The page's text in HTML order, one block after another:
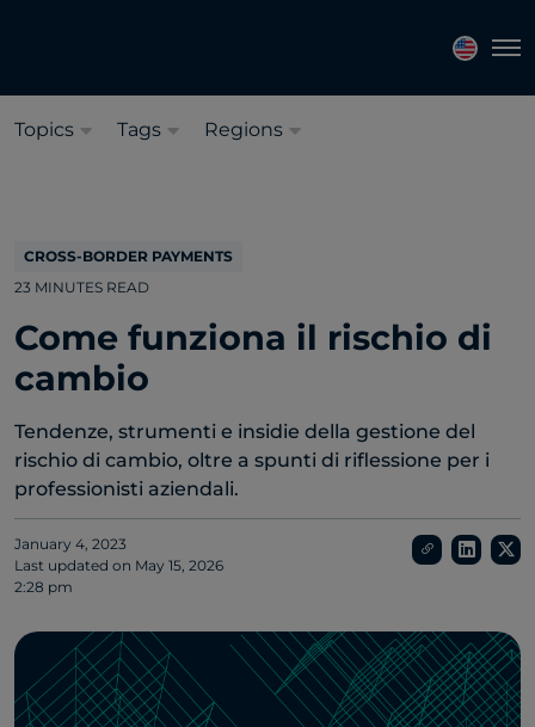
Topics Tags Regions
CROSS-BORDER PAYMENTS
23 MINUTES READ
Come funziona il rischio di
cambio
Tendenze, strumenti e insidie ​​della gestione del
rischio di cambio, oltre a spunti di riflessione per i
professionisti aziendali.
January 4, 2023
Last updated on May 15, 2026
2:28 pm